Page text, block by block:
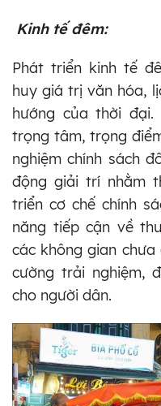
Kinh tế đêm:
Phát triển kinh tế
huy giá trị văn hóa,
hướng của thời
trọng tâm, trọng
nghiệm chính sách
động giải trí nhằm
triển cơ chế chính
năng tiếp cận về
các không gian
cường trải nghiệm,
cho người dân.